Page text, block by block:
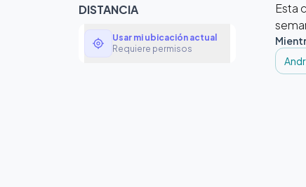
DISTANCIA
my_location
Usar mi ubicación actual
Requiere permisos
Esta